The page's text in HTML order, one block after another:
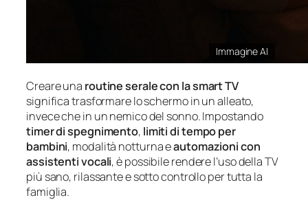
Immagine AI
Creare una routine serale con la smart TV
significa trasformare lo schermo in un alleato,
invece che in un nemico del sonno. Impostando
timer di spegnimento, limiti di tempo per
bambini, modalità notturna eautomazioni con
assistenti vocali, è possibile rendere l’uso della TV
più sano, rilassante e sotto controllo per tutta la
famiglia.